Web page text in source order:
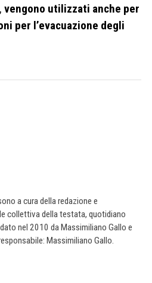
vengono utilizzati anche per
per l’evacuazione degli
a cura della redazione e
collettiva della testata, quotidiano
nel 2010 da Massimiliano Gallo e
Massimiliano Gallo.